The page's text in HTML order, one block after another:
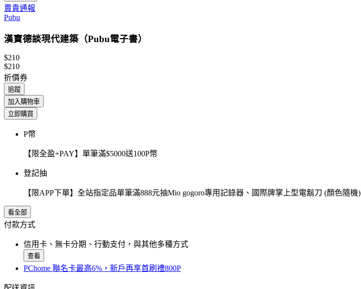
賣貴通報
Pubu
漢寶德談現代建築（Pubu電子書）
$210
$210
折價券
追蹤
加入購物車
立即購買
P幣
【限全盈+PAY】單筆滿$5000送100P幣
登記抽
【限APP下單】全站指定品單筆滿888元抽Mio gogoro專用記錄器、國際牌掌上型電鬍刀 (顏色隨機)
看全部
付款方式
信用卡、無卡分期、行動支付，與其他多種方式
查看
PChome 聯名卡最高6%，新戶再享首刷禮800P